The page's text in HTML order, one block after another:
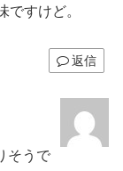
ですけど。
返信
そうで